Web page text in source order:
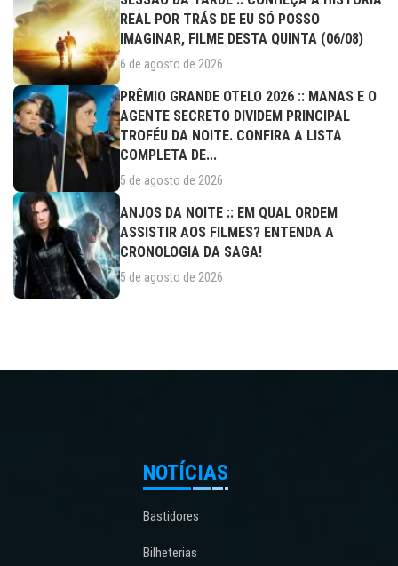
REAL POR TRÁS DE EU SÓ POSSO
IMAGINAR, FILME DESTA QUINTA (06/08)
6 de agosto de 2026
PRÊMIO GRANDE OTELO 2026 :: MANAS E O
AGENTE SECRETO DIVIDEM PRINCIPAL
TROFÉU DA NOITE. CONFIRA A LISTA
COMPLETA DE...
5 de agosto de 2026
ANJOS DA NOITE :: EM QUAL ORDEM
ASSISTIR AOS FILMES? ENTENDA A
CRONOLOGIA DA SAGA!
5 de agosto de 2026
NOTÍCIAS
Bastidores
Bilheterias